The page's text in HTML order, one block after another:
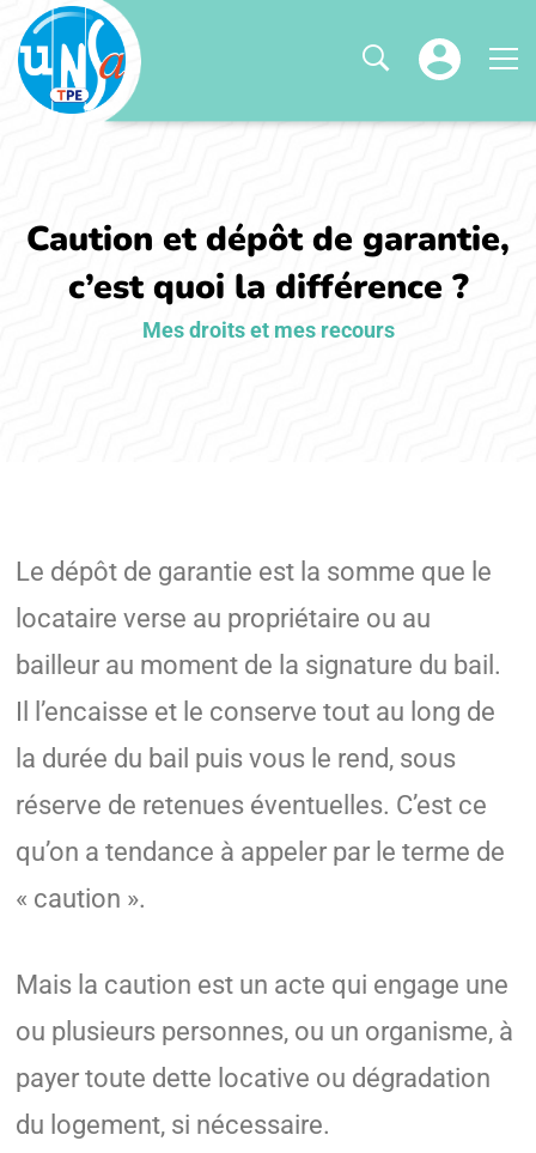
Mes droits et mes recours
Caution et dépôt de garantie,
c’est quoi la différence ?
Le dépôt de garantie est la somme que le
locataire verse au propriétaire ou au
bailleur au moment de la signature du bail.
Il l’encaisse et le conserve tout au long de
la durée du bail puis vous le rend, sous
réserve de retenues éventuelles. C’est ce
qu’on a tendance à appeler par le terme de
« caution ».
Mais la caution est un acte qui engage une
ou plusieurs personnes, ou un organisme, à
payer toute dette locative ou dégradation
du logement, si nécessaire.